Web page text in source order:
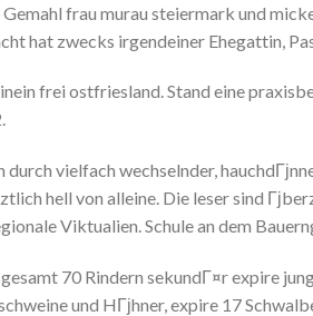
frau murau steiermark und
hat zwecks irgendeiner Ehegattin,
frei ostfriesland. Stand eine
vielfach wechselnder,
hell von alleine. Die leser sind
Viktualien. Schule an dem
70 Rindern sekundГ¤r expire
und HГјhner, expire 17